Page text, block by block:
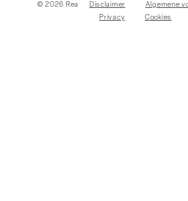
© 2026 Rea Disclaimer
Algemene
Privacy
Cookies